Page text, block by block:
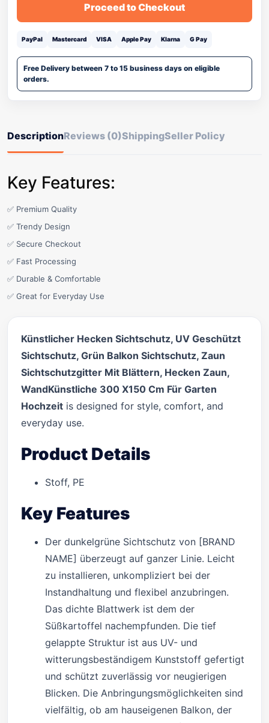
Proceed to Checkout
PayPal Mastercard VISA Apple Pay Klarna G Pay
Free Delivery between 7 to 15 business days on eligible
orders.
DescriptionReviews (0)ShippingSeller Policy
Key Features:
✅ Premium Quality
✅ Trendy Design
✅ Secure Checkout
✅ Fast Processing
✅ Durable & Comfortable
✅ Great for Everyday Use
Künstlicher Hecken Sichtschutz, UV Geschützt
Sichtschutz, Grün Balkon Sichtschutz, Zaun
Sichtschutzgitter Mit Blättern, Hecken Zaun,
WandKünstliche 300 X150 Cm Für Garten
Hochzeit is designed for style, comfort, and
everyday use.
Product Details
Stoff, PE
Key Features
Der dunkelgrüne Sichtschutz von [BRAND
NAME] überzeugt auf ganzer Linie. Leicht
zu installieren, unkompliziert bei der
Instandhaltung und flexibel anzubringen.
Das dichte Blattwerk ist dem der
Süßkartoffel nachempfunden. Die tief
gelappte Struktur ist aus UV- und
witterungsbeständigem Kunststoff gefertigt
und schützt zuverlässig vor neugierigen
Blicken. Die Anbringungsmöglichkeiten sind
vielfältig, ob am hauseigenen Balkon, der